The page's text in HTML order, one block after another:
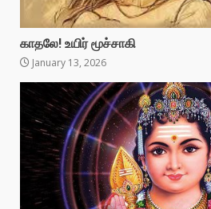
காதலே! உயிர் மூச்சாகி
January 13, 2026